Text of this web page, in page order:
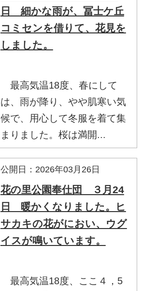
日 細かな雨が、冨士ケ丘
コミセンを借りて、花見を
しました。
最高気温18度、春にして
は、雨が降り、やや肌寒い気
候で、用心して冬服を着て集
まりました。桜は満開...
公開日：2026年03月26日
花の里公園奉仕団 ３月24
日 暖かくなりました。ヒ
サカキの花がにおい、ウグ
イスが鳴いています。
最高気温18度、ここ４，5